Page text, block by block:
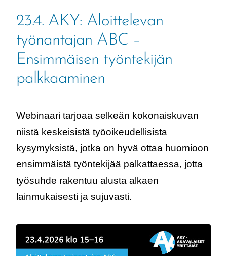
23.4. AKY: Aloittelevan
työnantajan ABC –
Ensimmäisen työntekijän
palkkaaminen
Webinaari tarjoaa selkeän kokonaiskuvan
niistä keskeisistä työoikeudellisista
kysymyksistä, jotka on hyvä ottaa huomioon
ensimmäistä työntekijää palkattaessa, jotta
työsuhde rakentuu alusta alkaen
lainmukaisesti ja sujuvasti.